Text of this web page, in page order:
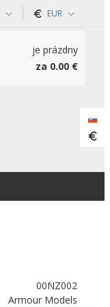
EUR
je prázdny
za 0.00 €
00NZ002
Armour Models